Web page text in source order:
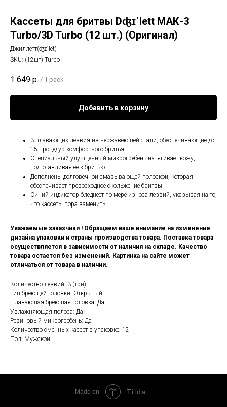
Кассеты для бритвы Dʤɪˈlett МАК-3
Turbo/3D Turbo (12 шт.) (Оригинал)
Джиллетт(ʤɪˈlet)
SKU: (12шт) Turbo
1 649 р. / 1 pack
Добавить в корзину
3 плавающих лезвия из нержавеющей стали, обеспечивающие до
15 процедур комфортного бритья.
Специальный улучщенный микрогребень натягивает кожу,
подготавливая ее к бритью.
Дополнены долговечной смазывающей полоской, которая
обеспечивает превосходное скольжение бритвы.
Синий индикатор бледнеет по мере износа лезвий, указывая на то,
что кассеты пора заменить
Уважаемые заказчики ! Обращаем ваше внимание на изменение
дизайна упаковки и страны производства товара. Поставка товара
осуществляется в зависимости от наличия на складе. Качество
товара остается без изменений. Картинка на сайте может
отличаться от товара в наличии.
Количество лезвий: 3 (три)
Тип бреющей головки: Открытый
Плавающая бреющая головка: Да
Увлажняющая полоса: Да
Резиновый микрогребень: Да
Количество сменных кассет в упаковке: 12
Пол: Мужской
Made on Tilda